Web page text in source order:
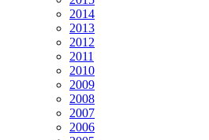
2014
2013
2012
2011
2010
2009
2008
2007
2006